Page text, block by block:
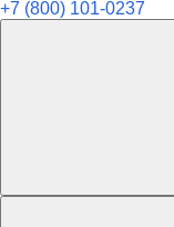
+7 (800) 101-0237